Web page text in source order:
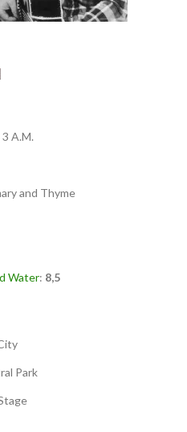
A.M.
and Thyme
Water: 8,5
Park